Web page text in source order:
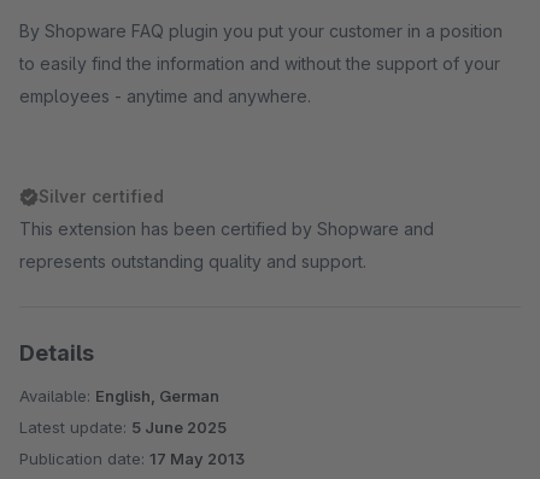
By Shopware FAQ plugin you put your customer in a position
to easily find the information and without the support of your
employees - anytime and anywhere.
Silver certified
This extension has been certified by Shopware and
represents outstanding quality and support.
Details
Available: English, German
Latest update: 5 June 2025
Publication date: 17 May 2013